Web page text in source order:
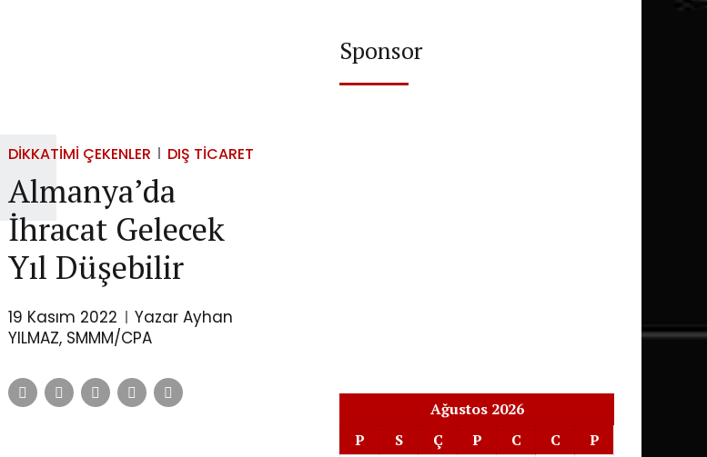
DIKKATIMI ÇEKENLER DIŞ TICARET
Almanya’da
İhracat Gelecek
Yıl Düşebilir
19 Kasım 2022
Yazar Ayhan
YILMAZ, SMMM/CPA
Sponsor
Ağustos 2026
P
S Ç P C C
P